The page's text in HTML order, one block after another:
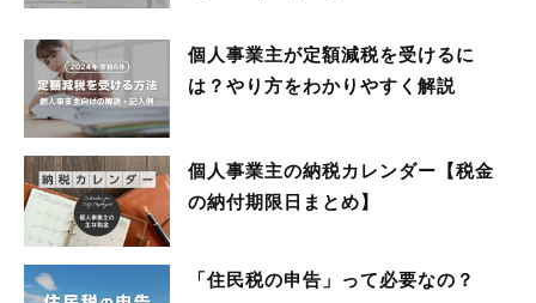
個人事業主が定額減税を受けるに
は？やり方をわかりやすく解説
個人事業主の納税カレンダー【税金
の納付期限日まとめ】
「住民税の申告」って必要なの？